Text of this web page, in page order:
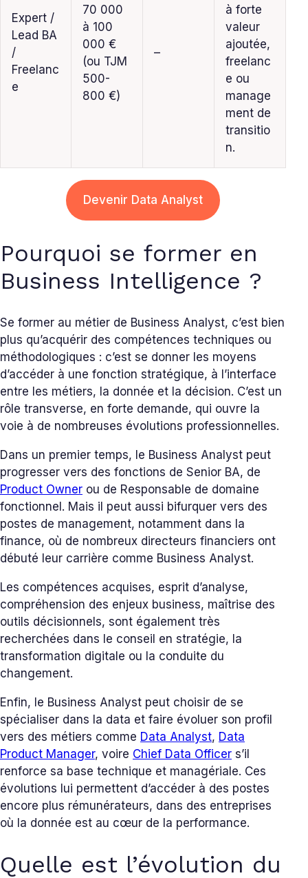
Expert /
Lead BA
/
Freelanc
e
70 000
à 100
000 €
(ou TJM
500-
800 €)
–
à forte
valeur
ajoutée,
freelanc
e ou
manage
ment de
transitio
n.
Devenir Data Analyst
Pourquoi se former en
Business Intelligence ?
Se former au métier de Business Analyst, c’est bien
plus qu’acquérir des compétences techniques ou
méthodologiques : c’est se donner les moyens
d’accéder à une fonction stratégique, à l’interface
entre les métiers, la donnée et la décision. C’est un
rôle transverse, en forte demande, qui ouvre la
voie à de nombreuses évolutions professionnelles.
Dans un premier temps, le Business Analyst peut
progresser vers des fonctions de Senior BA, de
Product Owner ou de Responsable de domaine
fonctionnel. Mais il peut aussi bifurquer vers des
postes de management, notamment dans la
finance, où de nombreux directeurs financiers ont
débuté leur carrière comme Business Analyst.
Les compétences acquises, esprit d’analyse,
compréhension des enjeux business, maîtrise des
outils décisionnels, sont également très
recherchées dans le conseil en stratégie, la
transformation digitale ou la conduite du
changement.
Enfin, le Business Analyst peut choisir de se
spécialiser dans la data et faire évoluer son profil
vers des métiers comme Data Analyst, Data
Product Manager, voire Chief Data Officer s’il
renforce sa base technique et managériale. Ces
évolutions lui permettent d’accéder à des postes
encore plus rémunérateurs, dans des entreprises
où la donnée est au cœur de la performance.
Quelle est l’évolution du